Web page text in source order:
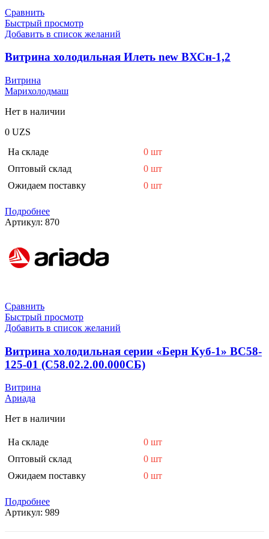
Сравнить
Быстрый просмотр
Добавить в список желаний
Витрина холодильная Илеть new ВХСн-1,2
Витрина
Марихолодмаш
Нет в наличии
0 UZS
На складе
0 шт
Оптовый склад
0 шт
Ожидаем поставку
0 шт
Подробнее
Артикул: 870
Сравнить
Быстрый просмотр
Добавить в список желаний
Витрина холодильная серии «Берн Куб-1» ВС58-
125-01 (С58.02.2.00.000СБ)
Витрина
Ариада
Нет в наличии
На складе
0 шт
Оптовый склад
0 шт
Ожидаем поставку
0 шт
Подробнее
Артикул: 989